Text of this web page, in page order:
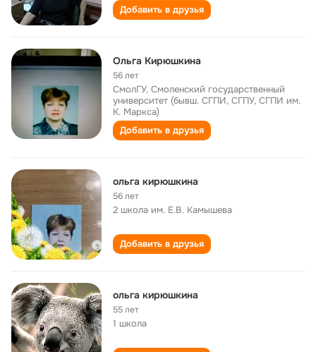
Добавить в друзья
Ольга Кирюшкина
56 лет
СмолГУ, Смоленский государственный
университет (бывш. СГПИ, СГПУ, СГПИ им.
К. Маркса)
Добавить в друзья
ольга кирюшкина
56 лет
2 школа им. Е.В. Камышева
Добавить в друзья
ольга кирюшкина
55 лет
1 школа